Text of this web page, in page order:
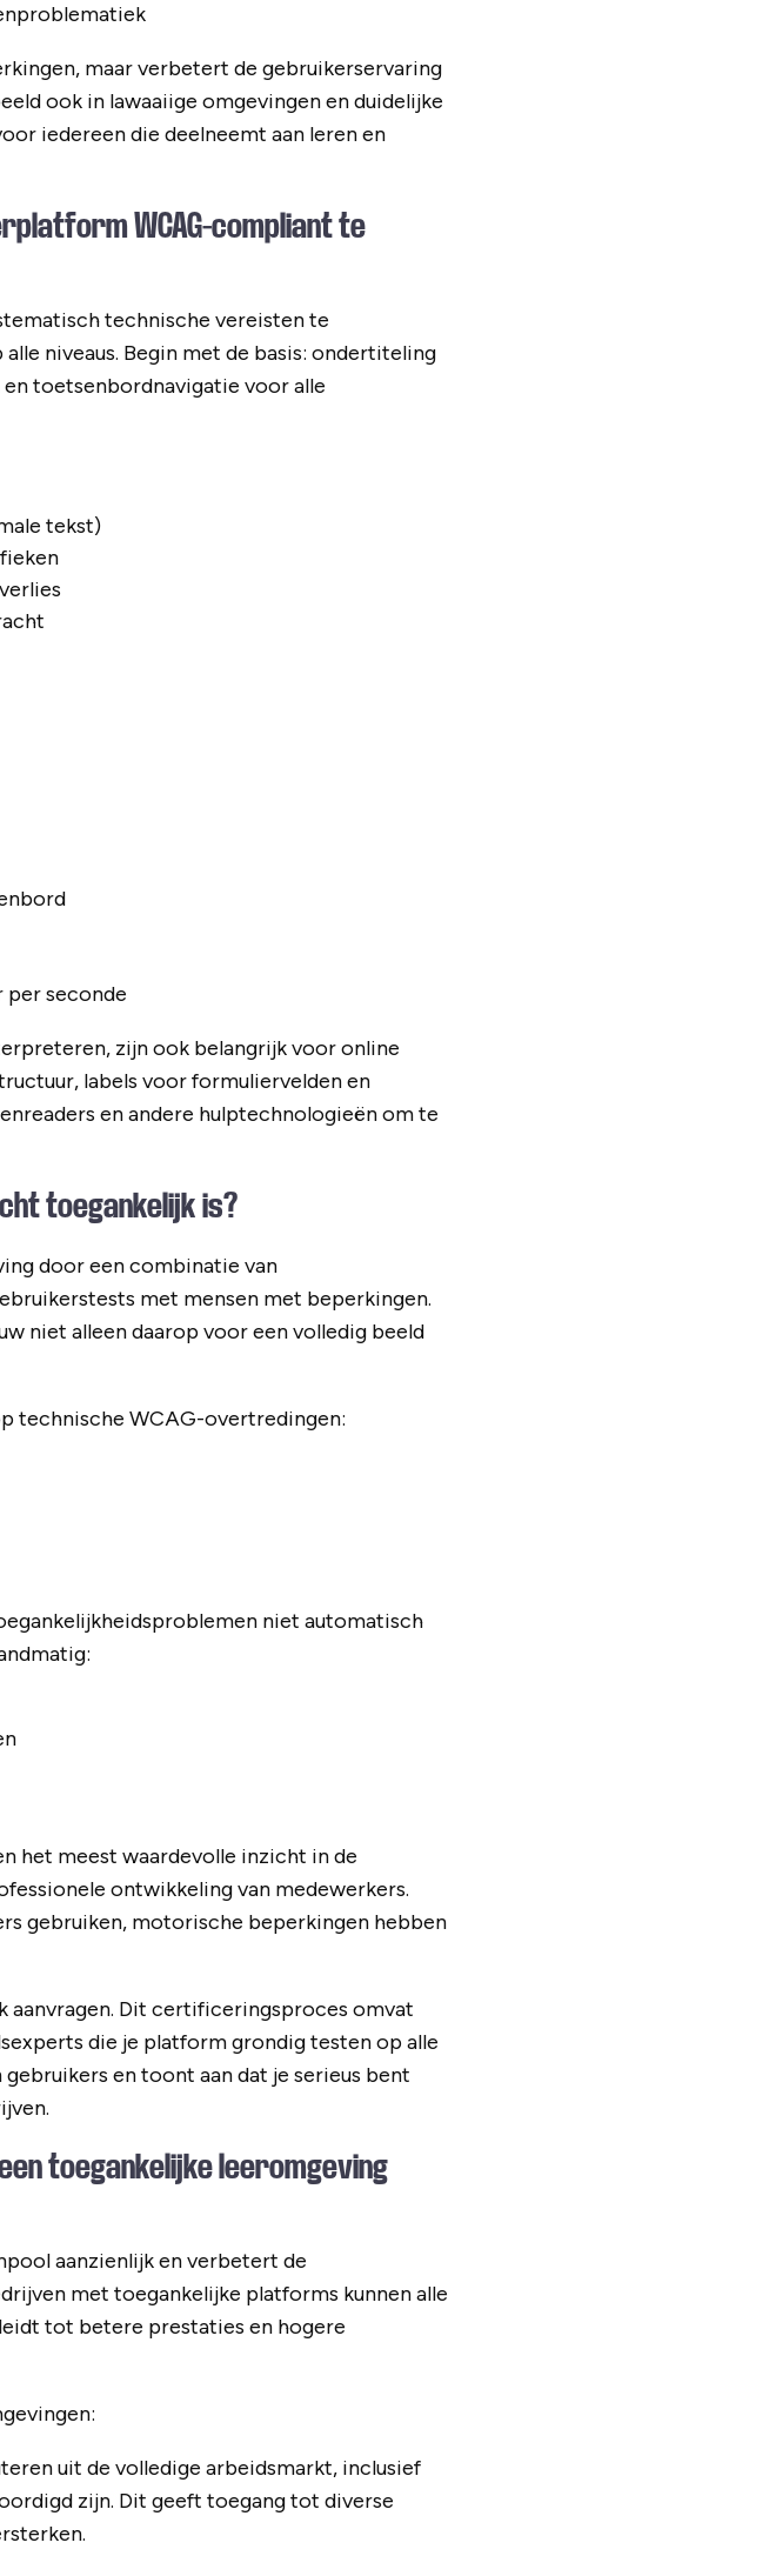
maar verbetert de gebruikerservaring
ook in lawaaiige omgevingen en duidelijke
iedereen die deelneemt aan leren en
WCAG-compliant te
technische vereisten te
niveaus. Begin met de basis: ondertiteling
toetsenbordnavigatie voor alle
tekst)
seconde
zijn ook belangrijk voor online
labels voor formuliervelden en
en andere hulptechnologieën om te
toegankelijk is?
door een combinatie van
met mensen met beperkingen.
niet alleen daarop voor een volledig beeld
technische WCAG-overtredingen:
niet automatisch
het meest waardevolle inzicht in de
ontwikkeling van medewerkers.
gebruiken, motorische beperkingen hebben
aanvragen. Dit certificeringsproces omvat
die je platform grondig testen op alle
en toont aan dat je serieus bent
toegankelijke leeromgeving
aanzienlijk en verbetert de
met toegankelijke platforms kunnen alle
tot betere prestaties en hogere
uit de volledige arbeidsmarkt, inclusief
zijn. Dit geeft toegang tot diverse